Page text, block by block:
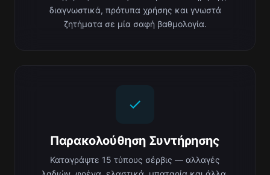
διαγνωστικά, πρότυπα χρήσης και γνωστά
ζητήματα σε μία σαφή βαθμολογία.
Παρακολούθηση Συντήρησης
Καταγράψτε 15 τύπους σέρβις — αλλαγές